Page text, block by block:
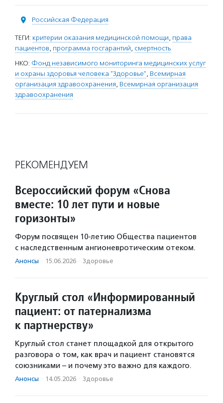
Российская Федерация
ТЕГИ: критерии оказания медицинской помощи, права
пациентов, программа госгарантий, смертность
НКО: Фонд независимого мониторинга медицинских услуг
и охраны здоровья человека "Здоровье", Всемирная
организация здравоохранения, Всемирная организация
здравоохранения
РЕКОМЕНДУЕМ
Всероссийский форум «Снова
вместе: 10 лет пути и новые
горизонты»
Форум посвящен 10-летию Общества пациентов
с наследственным ангионевротическим отеком.
Анонсы · 15.06.2026 · Здоровье
Круглый стол «Информированный
пациент: от патернализма
к партнерству»
Круглый стол станет площадкой для открытого
разговора о том, как врач и пациент становятся
союзниками – и почему это важно для каждого.
Анонсы · 14.05.2026 · Здоровье